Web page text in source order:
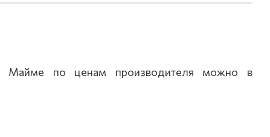
Майме по ценам производителя можно в